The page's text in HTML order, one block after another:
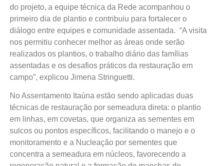
do projeto, a equipe técnica da Rede acompanhou o
primeiro dia de plantio e contribuiu para fortalecer o
diálogo entre equipes e comunidade assentada. “A visita
nos permitiu conhecer melhor as áreas onde serão
realizados os plantios, o trabalho diário das famílias
assentadas e os desafios práticos da restauração em
campo”, explicou Jimena Stringuetti.
No Assentamento Itaúna estão sendo aplicadas duas
técnicas de restauração por semeadura direta: o plantio
em linhas, em covetas, que organiza as sementes em
sulcos ou pontos específicos, facilitando o manejo e o
monitoramento e a Nucleação por sementes que
concentra a semeadura em núcleos, favorecendo a